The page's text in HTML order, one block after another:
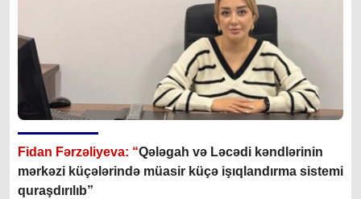
Fidan Fərzəliyeva: “Qələgah və Ləcədi kəndlərinin
mərkəzi küçələrində müasir küçə işıqlandırma sistemi
quraşdırılıb”